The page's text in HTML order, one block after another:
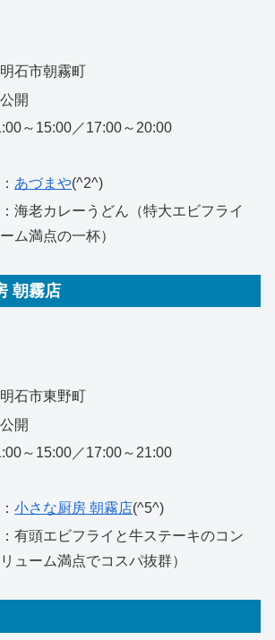
石市朝霧町
開
～15:00／17:00～20:00
あづまや(^2^)
海老カレーうどん（特大エビフライ
ム満点の一杯）
朝霧店
石市東野町
開
～15:00／17:00～21:00
小さな厨房 朝霧店(^5^)
有頭エビフライと牛ステーキのコン
ューム満点でコスパ抜群）